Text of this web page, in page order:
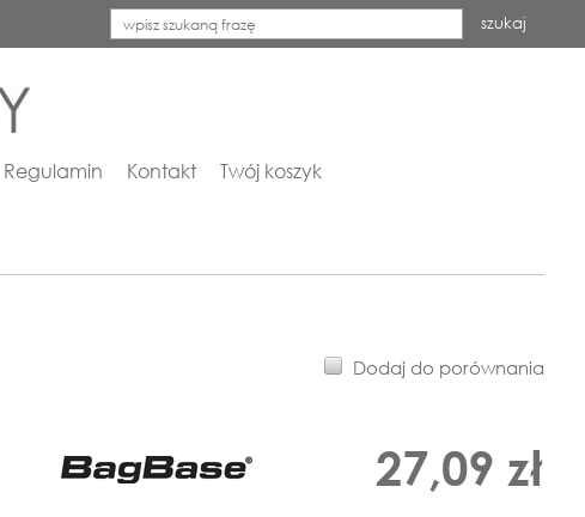
szukaj
Regulamin Kontakt Twój koszyk
Dodaj do porównania
27,09 zł